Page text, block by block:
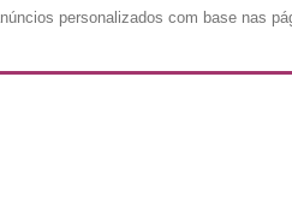
personalizados com base nas